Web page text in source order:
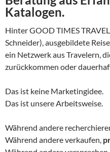
Katalogen.
Hinter GOOD TIMES
Schneider), ausgebildete
ein Netzwerk aus Travelern,
zurückkommen oder
Das ist keine Marketingidee.
Das ist unsere Arbeitsweise.
Während andere
Während andere verkaufen,